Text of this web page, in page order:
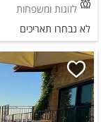
לזוגות ומשפחות
לא נבחרו תאריכים